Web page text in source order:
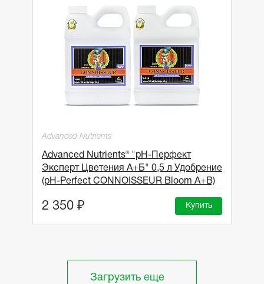
Advanced Nutrients
Advanced Nutrients® "рН-Перфект
Эксперт Цветения А+Б" 0,5 л Удобрение
(pH-Perfect CONNOISSEUR Bloom A+B)
2 350 ₽ Купить
Загрузить еще